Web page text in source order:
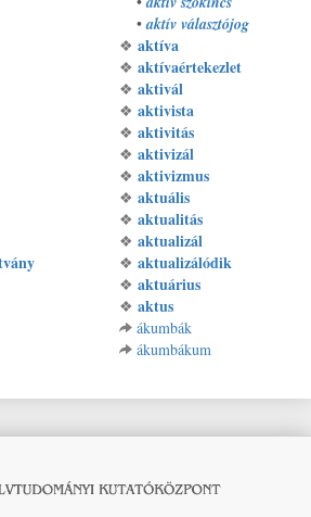
•aktív választójog
❖ aktíva
❖ aktívaértekezlet
❖ aktivál
❖ aktivista
❖ aktivitás
❖ aktivizál
❖ aktivizmus
❖ aktuális
❖ aktualitás
❖ aktualizál
❖ aktualizálódik
❖ aktuárius
❖ aktus
ákumbák
ákumbákum